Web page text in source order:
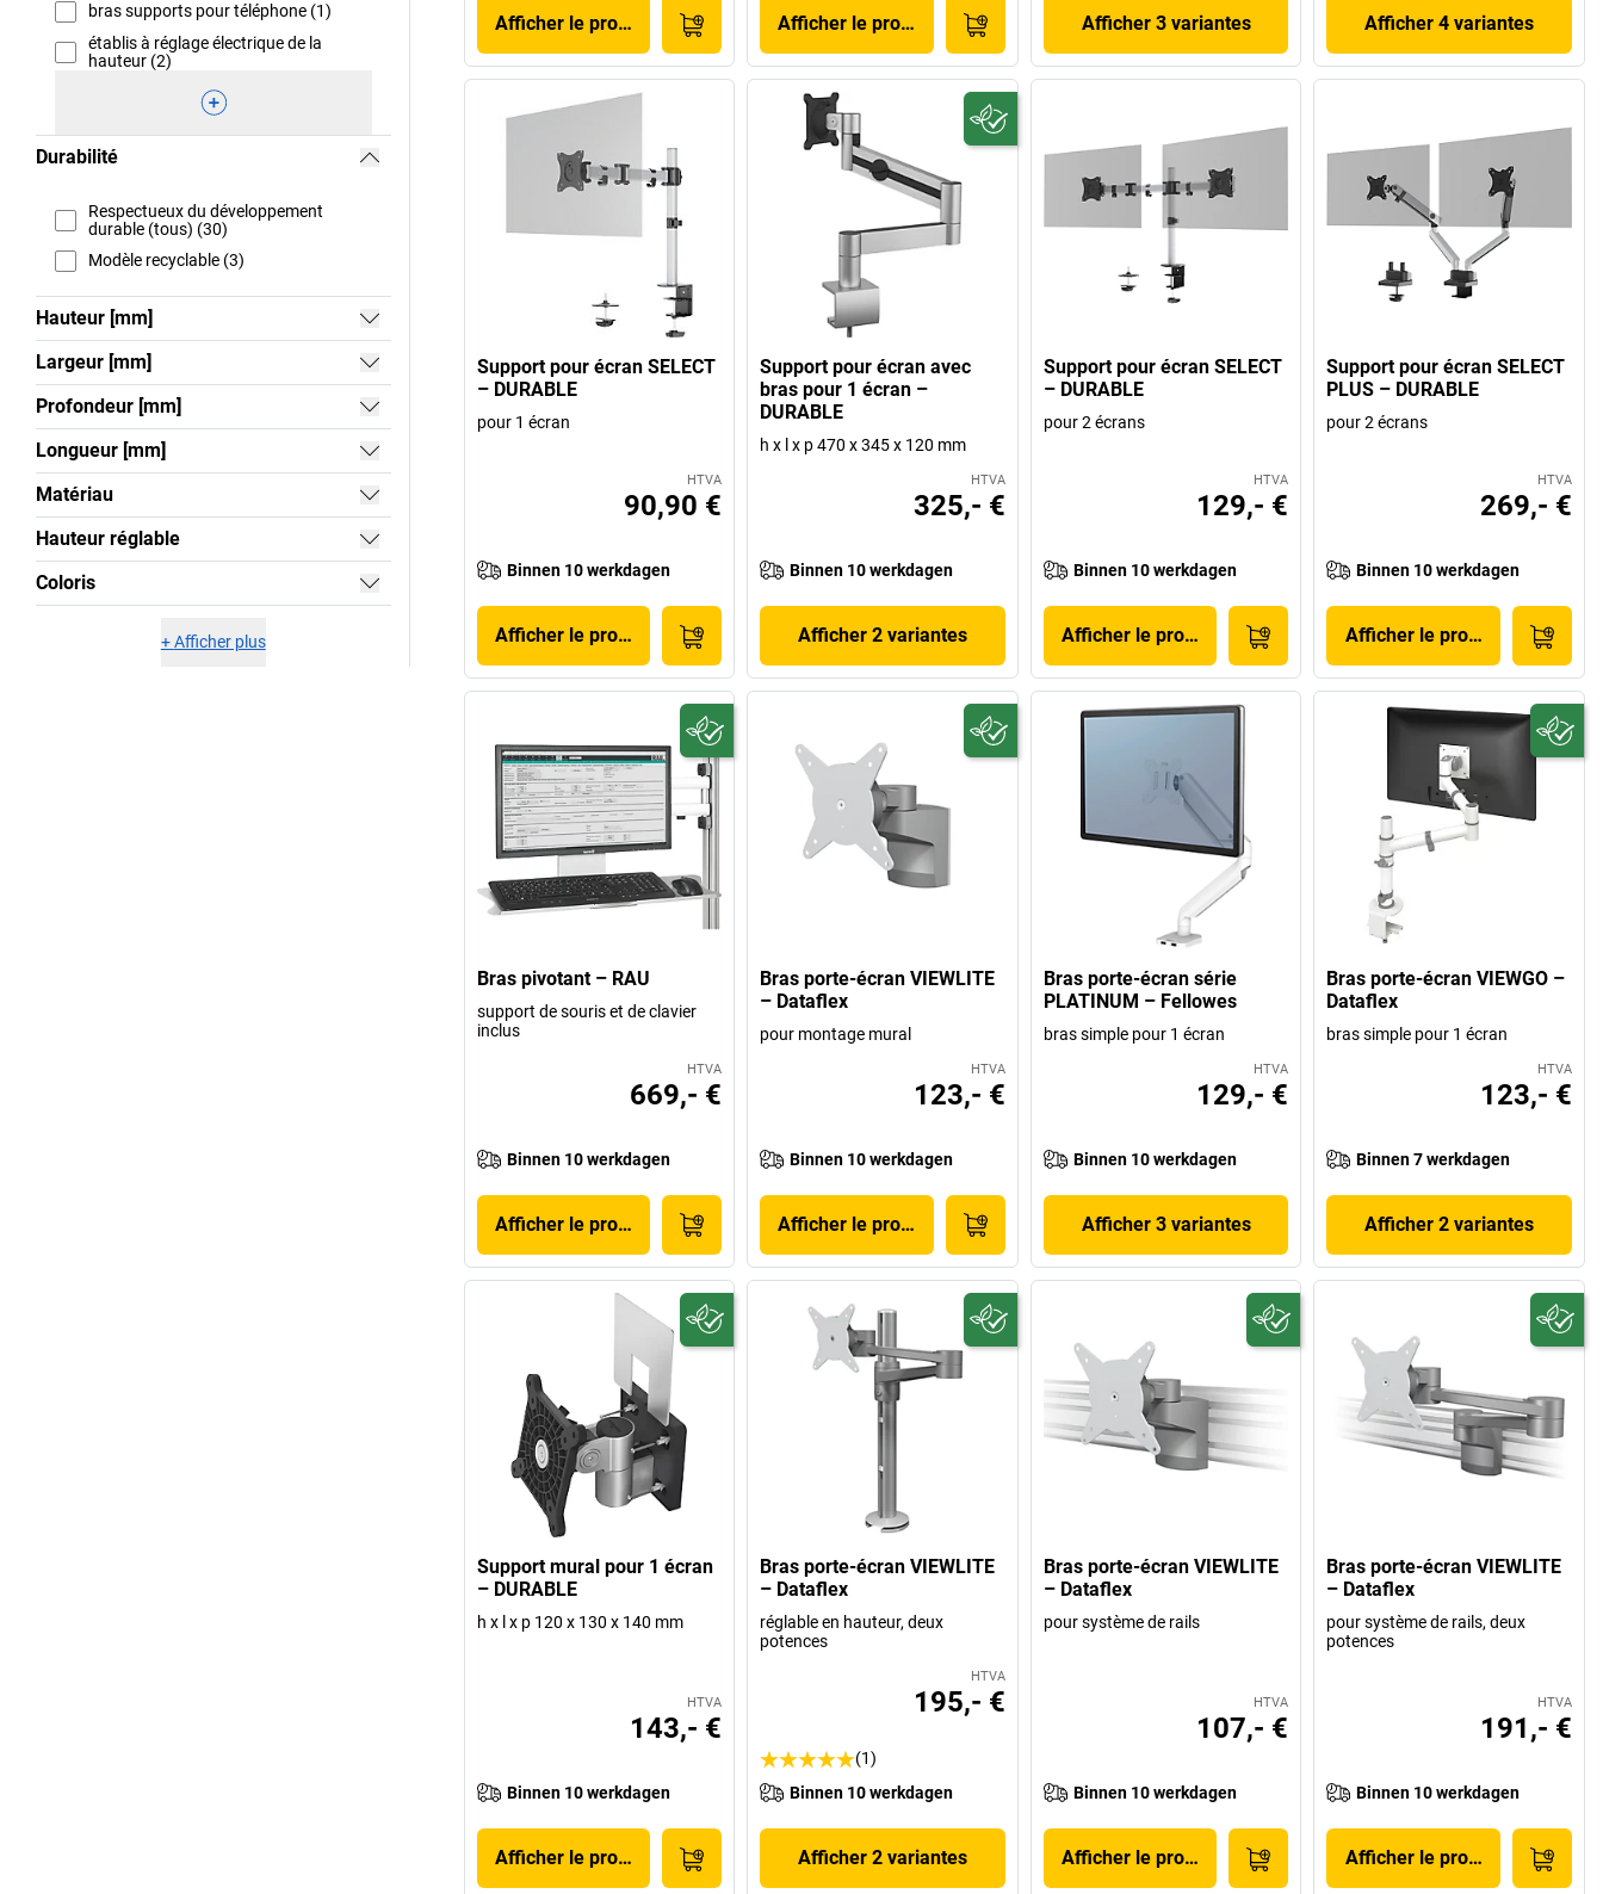
bras supports pour téléphone (1)
établis à réglage électrique de la
hauteur (2)
Durabilité
Respectueux du développement
durable (tous) (30)
Modèle recyclable (3)
Hauteur [mm]
Largeur [mm]
Profondeur [mm]
Longueur [mm]
Matériau
Hauteur réglable
Coloris
+Afficher plus
Afficher le produit Afficher le produit Afficher 3 variantes Afficher 4 variantes
Support pour écran SELECT
– DURABLE
pour 1 écran
HTVA
90,90 €
Binnen 10 werkdagen
Afficher le produit
Support pour écran avec
bras pour 1 écran –
DURABLE
h x l x p 470 x 345 x 120 mm
HTVA
325,- €
Binnen 10 werkdagen
Afficher 2 variantes
Support pour écran SELECT
– DURABLE
pour 2 écrans
HTVA
129,- €
Binnen 10 werkdagen
Afficher le produit
Support pour écran SELECT
PLUS – DURABLE
pour 2 écrans
HTVA
269,- €
Binnen 10 werkdagen
Afficher le produit
Bras pivotant – RAU
support de souris et de clavier
inclus
HTVA
669,- €
Binnen 10 werkdagen
Afficher le produit
Bras porte-écran VIEWLITE
– Dataflex
pour montage mural
HTVA
123,- €
Binnen 10 werkdagen
Afficher le produit
Bras porte-écran série
PLATINUM – Fellowes
bras simple pour 1 écran
HTVA
129,- €
Binnen 10 werkdagen
Afficher 3 variantes
Bras porte-écran VIEWGO –
Dataflex
bras simple pour 1 écran
HTVA
123,- €
Binnen 7 werkdagen
Afficher 2 variantes
Support mural pour 1 écran
– DURABLE
h x l x p 120 x 130 x 140 mm
HTVA
143,- €
Binnen 10 werkdagen
Afficher le produit
Bras porte-écran VIEWLITE
– Dataflex
réglable en hauteur, deux
potences
HTVA
195,- €
(1)
Binnen 10 werkdagen
Afficher 2 variantes
Bras porte-écran VIEWLITE
– Dataflex
pour système de rails
HTVA
107,- €
Binnen 10 werkdagen
Afficher le produit
Bras porte-écran VIEWLITE
– Dataflex
pour système de rails, deux
potences
HTVA
191,- €
Binnen 10 werkdagen
Afficher le produit